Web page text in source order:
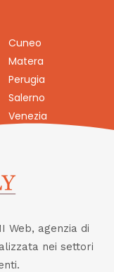
Cuneo
Matera
Perugia
Salerno
Venezia
Web, agenzia di
nei settori